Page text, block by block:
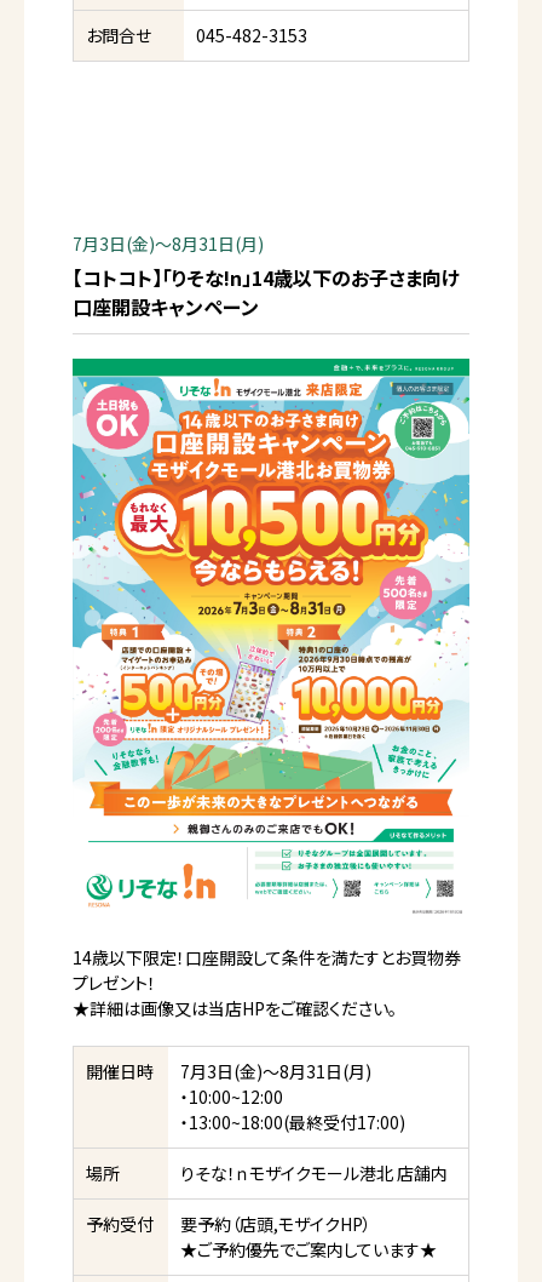
お問合せ 045-482-3153
7月3日(金)～8月31日(月)
【コトコト】「りそな!n」14歳以下のお子さま向け
口座開設キャンペーン
14歳以下限定！口座開設して条件を満たすとお買物券
プレゼント！
★詳細は画像又は当店HPをご確認ください。
開催日時
7月3日(金)～8月31日(月)
・10:00~12:00
・13:00~18:00(最終受付17:00)
場所 りそな！ｎモザイクモール港北 店舗内
予約受付
要予約（店頭,モザイクHP）
★ご予約優先でご案内しています★